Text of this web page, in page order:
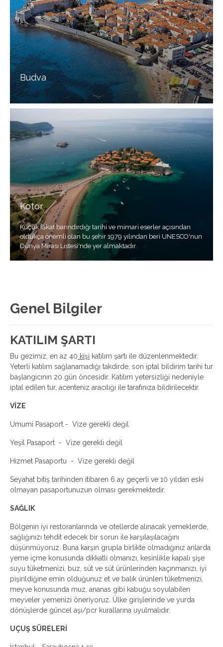
Budva
Kotor
Küçük fakat barındırdığı tarihi ve mimari eserler açısından
oldukça önemli olan bu şehir 1979 yılından beri UNESCO'nun
Dünya Mirası Listesi'nde yer almaktadır.
Genel Bilgiler
KATILIM ŞARTI
Bu gezimiz, en az 40 kişi katılım şartı ile düzenlenmektedir.
Yeterli katılım sağlanamadığı takdirde, son iptal bildirim tarihi tur
başlangıcının 20 gün öncesidir. Katılım yetersizliği nedeniyle
iptal edilen tur, acenteniz aracılığı ile tarafınıza bildirilecektir.
VİZE
Umumi Pasaport - Vize gerekli değil
Yeşil Pasaport - Vize gerekli değil
Hizmet Pasaportu - Vize gerekli değil
Seyahat bitiş tarihinden itibaren 6 ay geçerli ve 10 yıldan eski
olmayan pasaportunuzun olması gerekmektedir.
SAĞLIK
Bölgenin iyi restoranlarında ve otellerde alınacak yemeklerde,
sağlığınızı tehdit edecek bir sorun ile karşılaşılacağını
düşünmüyoruz. Buna karşın grupla birlikte olmadığınız anlarda
yeme içme konusunda dikkatli olmanızı, kesinlikle kapalı şişe
suyu tüketmenizi, buz, süt ve süt ürünlerinden kaçınmanızı, iyi
pişirildiğine emin olduğunuz et ve balık ürünleri tüketmenizi,
meyve konusunda muz, ananas gibi kabuğu soyulabilen
meyveler yemenizi öneriyoruz. Ülke girişlerinde ve yurda
dönüşlerde güncel aşı/pcr kurallarına uyulmalıdır.
UÇUŞ SÜRELERİ